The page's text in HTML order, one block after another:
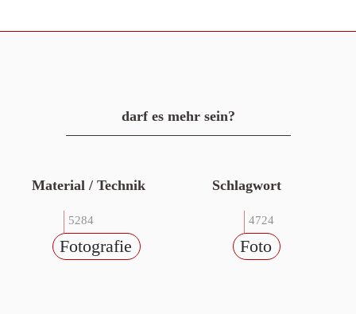
darf es mehr sein?
Material / Technik
5284
Fotografie
Schlagwort
4724
Foto